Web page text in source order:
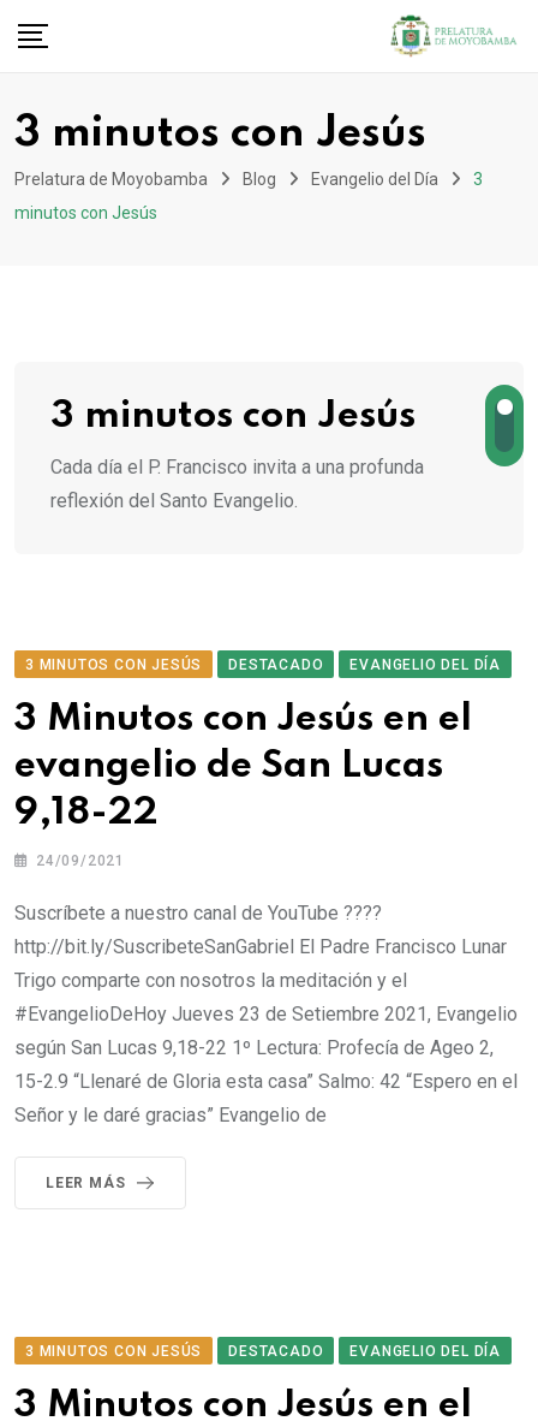
3 minutos con Jesús
Prelatura de Moyobamba Blog Evangelio del Día
3
minutos con Jesús
3 minutos con Jesús
Cada día el P. Francisco invita a una profunda
reflexión del Santo Evangelio.
3 MINUTOS CON JESÚS DESTACADO EVANGELIO DEL DÍA
3 Minutos con Jesús en el
evangelio de San Lucas
9,18-22
24/09/2021
Suscríbete a nuestro canal de YouTube ????
http://bit.ly/SuscribeteSanGabriel El Padre Francisco Lunar
Trigo comparte con nosotros la meditación y el
#EvangelioDeHoy​​​​ Jueves 23 de Setiembre 2021, Evangelio
según San Lucas 9,18-22 1º Lectura: Profecía de Ageo 2,
15-2.9 “Llenaré de Gloria esta casa” Salmo: 42 “Espero en el
Señor y le daré gracias” Evangelio de
LEER MÁS
3 MINUTOS CON JESÚS DESTACADO EVANGELIO DEL DÍA
3 Minutos con Jesús en el